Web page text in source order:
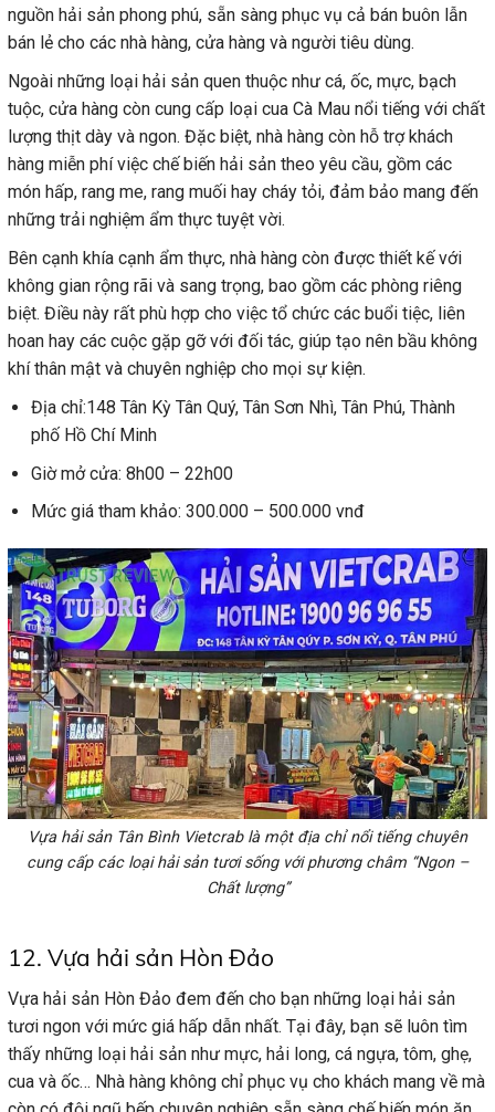
nguồn hải sản phong phú, sẵn sàng phục vụ cả bán buôn lẫn
bán lẻ cho các nhà hàng, cửa hàng và người tiêu dùng.
Ngoài những loại hải sản quen thuộc như cá, ốc, mực, bạch
tuộc, cửa hàng còn cung cấp loại cua Cà Mau nổi tiếng với chất
lượng thịt dày và ngon. Đặc biệt, nhà hàng còn hỗ trợ khách
hàng miễn phí việc chế biến hải sản theo yêu cầu, gồm các
món hấp, rang me, rang muối hay cháy tỏi, đảm bảo mang đến
những trải nghiệm ẩm thực tuyệt vời.
Bên cạnh khía cạnh ẩm thực, nhà hàng còn được thiết kế với
không gian rộng rãi và sang trọng, bao gồm các phòng riêng
biệt. Điều này rất phù hợp cho việc tổ chức các buổi tiệc, liên
hoan hay các cuộc gặp gỡ với đối tác, giúp tạo nên bầu không
khí thân mật và chuyên nghiệp cho mọi sự kiện.
Địa chỉ:148 Tân Kỳ Tân Quý, Tân Sơn Nhì, Tân Phú, Thành
phố Hồ Chí Minh
Giờ mở cửa: 8h00 – 22h00
Mức giá tham khảo: 300.000 – 500.000 vnđ
Vựa hải sản Tân Bình Vietcrab là một địa chỉ nổi tiếng chuyên
cung cấp các loại hải sản tươi sống với phương châm “Ngon –
Chất lượng”
12. Vựa hải sản Hòn Đảo
Vựa hải sản Hòn Đảo đem đến cho bạn những loại hải sản
tươi ngon với mức giá hấp dẫn nhất. Tại đây, bạn sẽ luôn tìm
thấy những loại hải sản như mực, hải long, cá ngựa, tôm, ghẹ,
cua và ốc… Nhà hàng không chỉ phục vụ cho khách mang về mà